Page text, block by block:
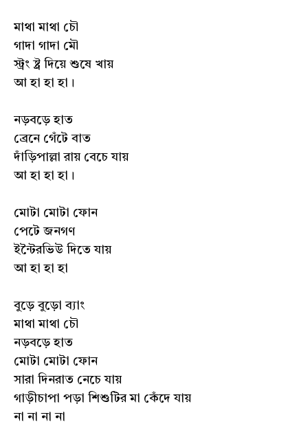
মাথা মাথা চৌ
গাদা গাদা মৌ
স্ট্রং ষ্ট্র দিয়ে শুষে খায়
আ হা হা হা।
নড়বড়ে হাত
ব্রেনে গেঁটে বাত
দাঁড়িপাল্লা রায় বেচে যায়
আ হা হা হা।
মোটা মোটা ফোন
পেটে জনগণ
ইন্টৈরভিউ দিতে যায়
আ হা হা হা
বুড়ে বুড়ো ব্যাং
মাথা মাথা চৌ
নড়বড়ে হাত
মোটা মোটা ফোন
সারা দিনরাত নেচে যায়
গাড়ীচাপা পড়া শিশুটির মা কেঁদে যায়
না না না না